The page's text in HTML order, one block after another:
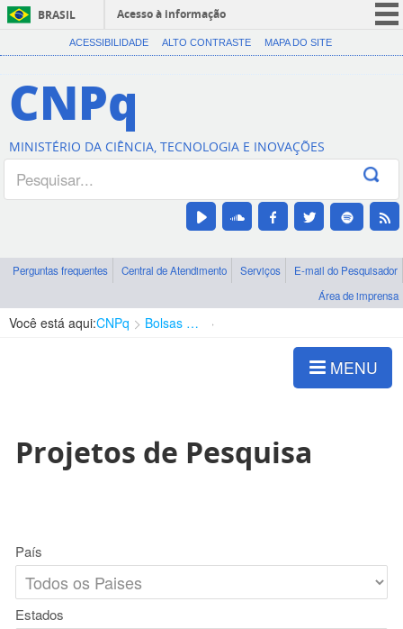
BRASIL
Acesso à informação
CORONAVÍRUS (COVID-19)
Canais
ACESSIBILIDADE ALTO CONTRASTE MAPA DO SITE
CNPq
MINISTÉRIO DA CIÊNCIA, TECNOLOGIA E INOVAÇÕES
Perguntas frequentes Central de Atendimento Serviços
E-mail do Pesquisador
Área de imprensa
Você está aqui:CNPq Bolsas e Auxílios Vigentes
MENU
Projetos de Pesquisa
País
Estados